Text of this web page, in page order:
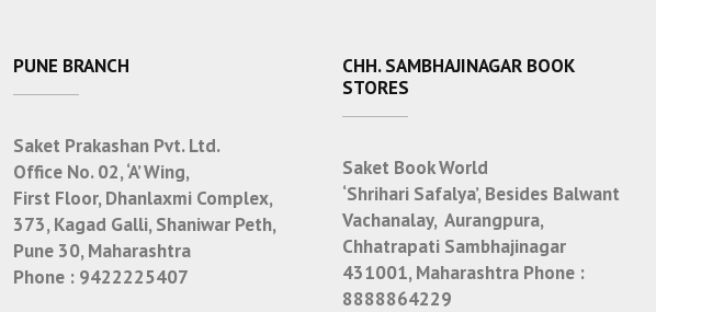
PUNE BRANCH
Saket Prakashan Pvt. Ltd.
Office No. 02, ‘A’ Wing,
First Floor, Dhanlaxmi Complex,
373, Kagad Galli, Shaniwar Peth,
Pune 30, Maharashtra
Phone : 9422225407
CHH. SAMBHAJINAGAR BOOK
STORES
Saket Book World
‘Shrihari Safalya’, Besides Balwant
Vachanalay, Aurangpura,
Chhatrapati Sambhajinagar
431001, Maharashtra Phone :
8888864229